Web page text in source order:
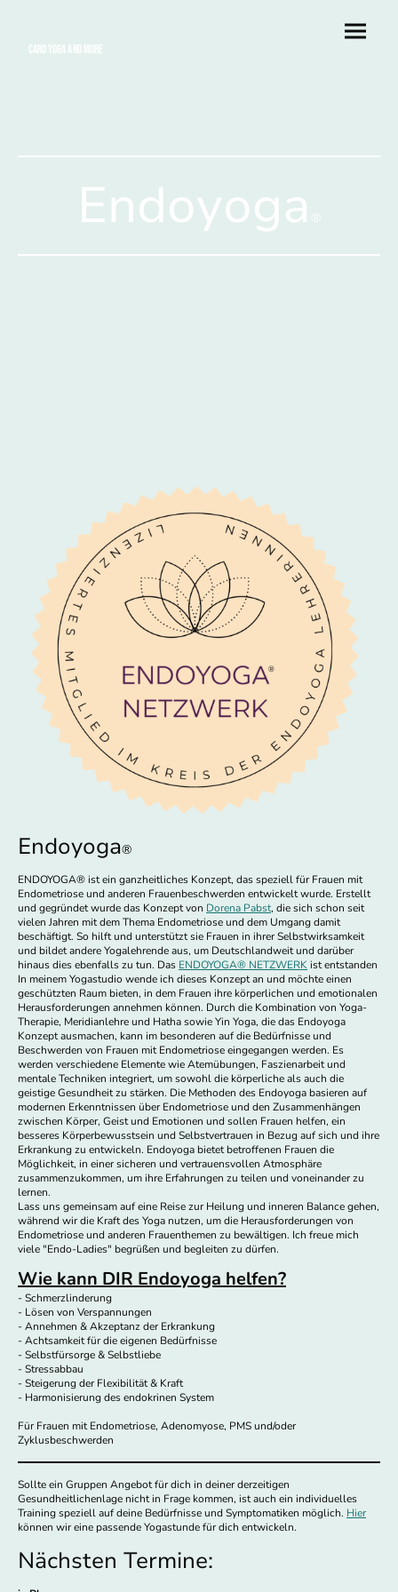
Caro Yoga and More
Endoyoga ®
Endoyoga®
ENDOYOGA®ist ein ganzheitliches Konzept, das speziell für Frauen mit
Endometriose und anderen Frauenbeschwerden entwickelt wurde. Erstellt
und gegründet wurde das Konzept von Dorena Pabst, die sich schon seit
vielen Jahren mit dem Thema Endometriose und dem Umgang damit
beschäftigt. So hilft und unterstützt sie Frauen in ihrer Selbstwirksamkeit
und bildet andere Yogalehrende aus, um Deutschlandweit und darüber
hinaus dies ebenfalls zu tun. Das ENDOYOGA® NETZWERK ist entstanden
In meinem Yogastudio wende ich dieses Konzept an und möchte einen
geschützten Raum bieten, in dem Frauen ihre körperlichen und emotionalen
Herausforderungen annehmen können. Durch die Kombination von Yoga-
Therapie, Meridianlehre und Hatha sowie Yin Yoga, die das Endoyoga
Konzept ausmachen, kann im besonderen auf die Bedürfnisse und
Beschwerden von Frauen mit Endometriose eingegangen werden. Es
werden verschiedene Elemente wie Atemübungen, Faszienarbeit und
mentale Techniken integriert, um sowohl die körperliche als auch die
geistige Gesundheit zu stärken. Die Methoden des Endoyoga basieren auf
modernen Erkenntnissen über Endometriose und den Zusammenhängen
zwischen Körper, Geist und Emotionen und sollen Frauen helfen, ein
besseres Körperbewusstsein und Selbstvertrauen in Bezug auf sich und ihre
Erkrankung zu entwickeln. Endoyoga bietet betroffenen Frauen die
Möglichkeit, in einer sicheren und vertrauensvollen Atmosphäre
zusammenzukommen, um ihre Erfahrungen zu teilen und voneinander zu
lernen.
Lass uns gemeinsam auf eine Reise zur Heilung und inneren Balance gehen,
während wir die Kraft des Yoga nutzen, um die Herausforderungen von
Endometriose und anderen Frauenthemen zu bewältigen. Ich freue mich
viele "Endo-Ladies" begrüßen und begleiten zu dürfen.
Wie kann DIR Endoyoga helfen?
- Schmerzlinderung
- Lösen von Verspannungen
- Annehmen & Akzeptanz der Erkrankung
- Achtsamkeit für die eigenen Bedürfnisse
- Selbstfürsorge & Selbstliebe
- Stressabbau
- Steigerung der Flexibilität & Kraft
- Harmonisierung des endokrinen System
Für Frauen mit Endometriose, Adenomyose, PMS und/oder
Zyklusbeschwerden
Sollte ein Gruppen Angebot für dich in deiner derzeitigen
Gesundheitlichenlage nicht in Frage kommen, ist auch ein individuelles
Training speziell auf deine Bedürfnisse und Symptomatiken möglich. Hier
können wir eine passende Yogastunde für dich entwickeln.
Nächsten Termine: